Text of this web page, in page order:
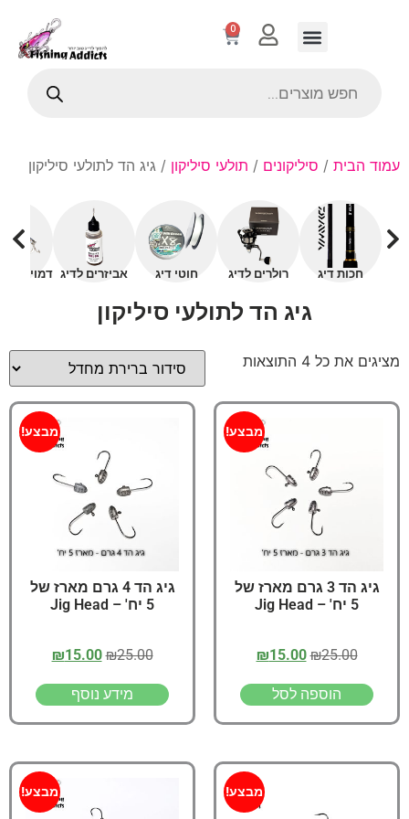
0
עמוד הבית / סיליקונים / תולעי סיליקון / גיג הד לתולעי סיליקון
חכות דיג רולרים לדיג חוטי דיג אביזרים לדיג דמויים
גיג הד לתולעי סיליקון
מציגים את כל ⁦4⁩ התוצאות
מבצע!
גיג הד 3 גרם מארז של
5 יח' – Jig Head
₪25.00
₪15.00
הוספה לסל
מבצע!
גיג הד 4 גרם מארז של
5 יח' – Jig Head
₪25.00
₪15.00
מידע נוסף
מבצע! מבצע!